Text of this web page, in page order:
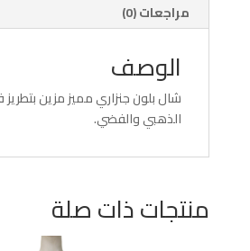
مراجعات (0)
الوصف
شال بلون جنزاري مميز مزين
الذهبي والفضي.
منتجات ذات صلة